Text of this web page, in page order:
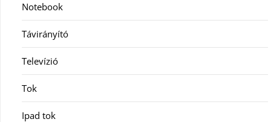
Notebook
Távirányító
Televízió
Tok
Ipad tok